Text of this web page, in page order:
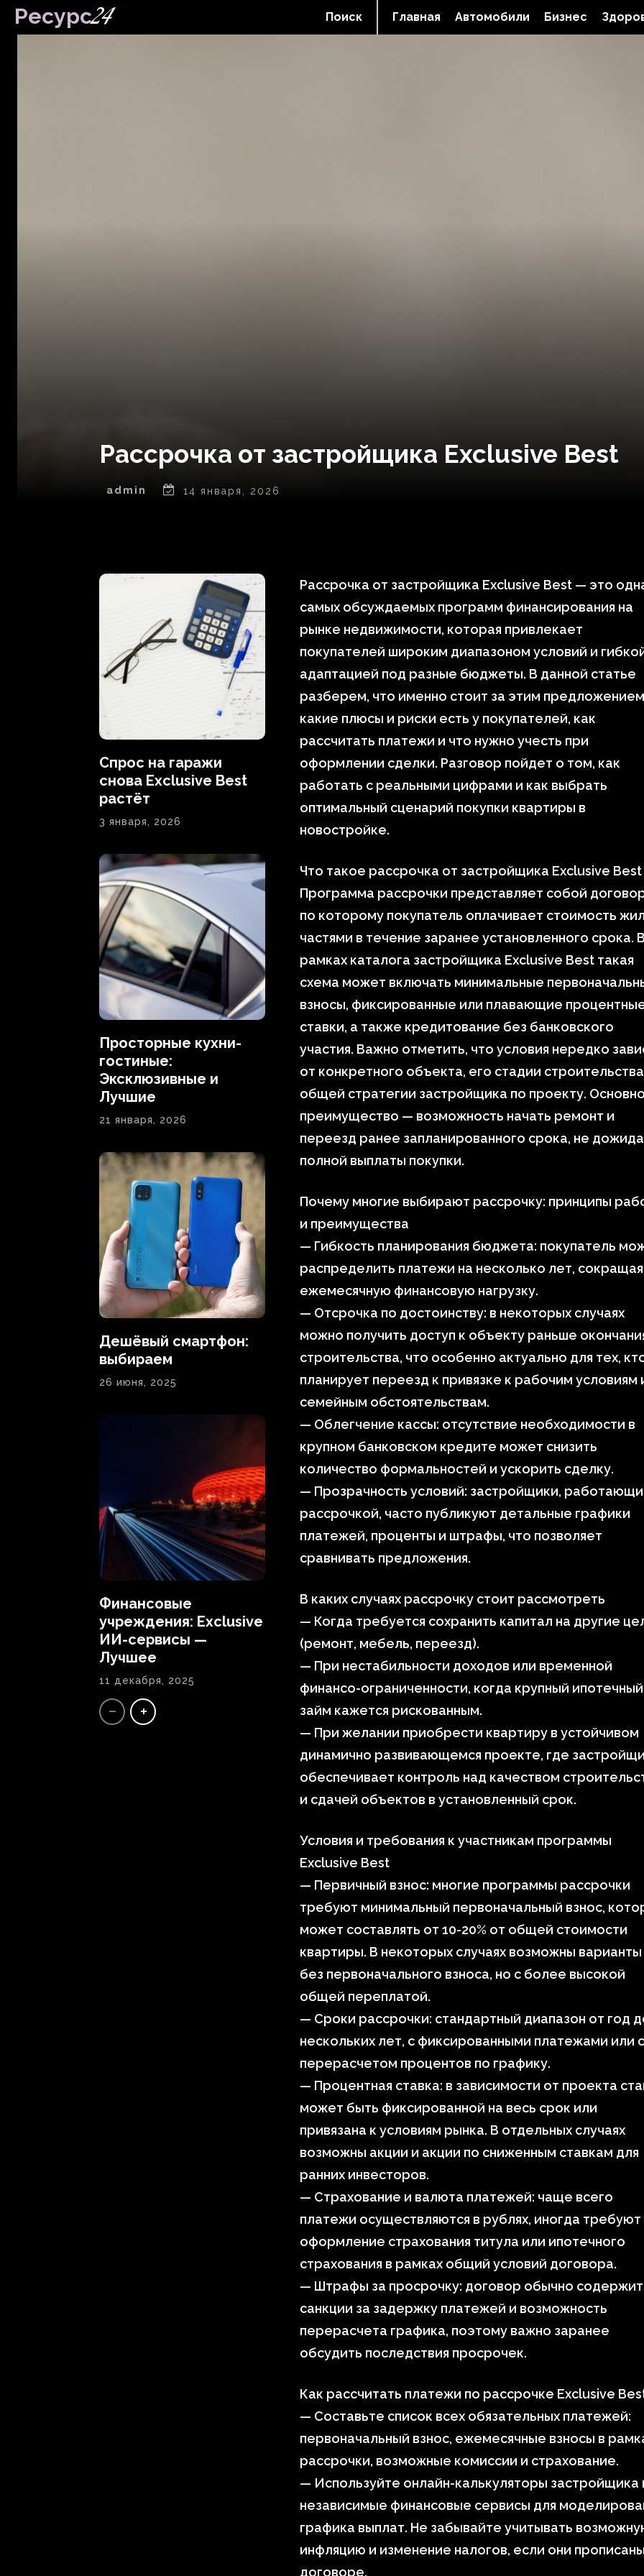
Ресурс24 Главная Автомобили Бизнес
Поиск
Рассрочка от застройщика Exclusive Best
admin 14 января, 2026
Спрос на гаражи
снова Exclusive Best
растёт
3 января, 2026
Просторные кухни-
гостиные:
Эксклюзивные и
Лучшие
21 января, 2026
Дешёвый смартфон:
выбираем
26 июня, 2025
Финансовые
учреждения: Exclusive
ИИ-сервисы —
Лучшее
11 декабря, 2025
Рассрочка от застройщика Exclusive Best — это
самых обсуждаемых программ финансирования на
рынке недвижимости, которая привлекает
покупателей широким диапазоном условий и
адаптацией под разные бюджеты. В данной статье
разберем, что именно стоит за этим
какие плюсы и риски есть у покупателей, как
рассчитать платежи и что нужно учесть при
оформлении сделки. Разговор пойдет о том, как
работать с реальными цифрами и как выбрать
оптимальный сценарий покупки квартиры в
новостройке.
Что такое рассрочка от застройщика Exclusive Best
Программа рассрочки представляет собой
по которому покупатель оплачивает стоимость
частями в течение заранее установленного срока. В
рамках каталога застройщика Exclusive Best такая
схема может включать минимальные
взносы, фиксированные или плавающие
ставки, а также кредитование без банковского
участия. Важно отметить, что условия нередко
от конкретного объекта, его стадии
общей стратегии застройщика по проекту.
преимущество — возможность начать ремонт и
переезд ранее запланированного срока, не
полной выплаты покупки.
Почему многие выбирают рассрочку: принципы
и преимущества
— Гибкость планирования бюджета: покупатель
распределить платежи на несколько лет, сокращая
ежемесячную финансовую нагрузку.
— Отсрочка по достоинству: в некоторых случаях
можно получить доступ к объекту раньше
строительства, что особенно актуально для тех,
планирует переезд к привязке к рабочим условиям
семейным обстоятельствам.
— Облегчение кассы: отсутствие необходимости в
крупном банковском кредите может снизить
количество формальностей и ускорить сделку.
— Прозрачность условий: застройщики,
рассрочкой, часто публикуют детальные графики
платежей, проценты и штрафы, что позволяет
сравнивать предложения.
В каких случаях рассрочку стоит рассмотреть
— Когда требуется сохранить капитал на другие
(ремонт, мебель, переезд).
— При нестабильности доходов или временной
финансо-ограниченности, когда крупный ипотечный
займ кажется рискованным.
— При желании приобрести квартиру в устойчивом
динамично развивающемся проекте, где
обеспечивает контроль над качеством
и сдачей объектов в установленный срок.
Условия и требования к участникам программы
Exclusive Best
— Первичный взнос: многие программы рассрочки
требуют минимальный первоначальный взнос,
может составлять от 10-20% от общей стоимости
квартиры. В некоторых случаях возможны варианты
без первоначального взноса, но с более высокой
общей переплатой.
— Сроки рассрочки: стандартный диапазон от год
нескольких лет, с фиксированными платежами или с
перерасчетом процентов по графику.
— Процентная ставка: в зависимости от проекта
может быть фиксированной на весь срок или
привязана к условиям рынка. В отдельных случаях
возможны акции и акции по сниженным ставкам для
ранних инвесторов.
— Страхование и валюта платежей: чаще всего
платежи осуществляются в рублях, иногда требуют
оформление страхования титула или ипотечного
страхования в рамках общий условий договора.
— Штрафы за просрочку: договор обычно содержит
санкции за задержку платежей и возможность
перерасчета графика, поэтому важно заранее
обсудить последствия просрочек.
Как рассчитать платежи по рассрочке Exclusive
— Составьте список всех обязательных платежей:
первоначальный взнос, ежемесячные взносы в
рассрочки, возможные комиссии и страхование.
— Используйте онлайн-калькуляторы застройщика
независимые финансовые сервисы для
графика выплат. Не забывайте учитывать
инфляцию и изменение налогов, если они
договоре.